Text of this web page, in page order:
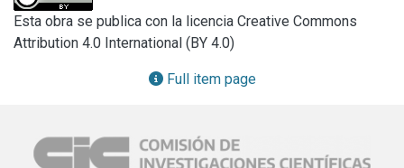
c) Efecto de la catodización en el comportamiento
electrocatalítico del platino.
d) Implementación de la técnica de la gota cautiva.
Esta obra se publica con la licencia Creative Commons
Attribution 4.0 International (BY 4.0)
Full item page